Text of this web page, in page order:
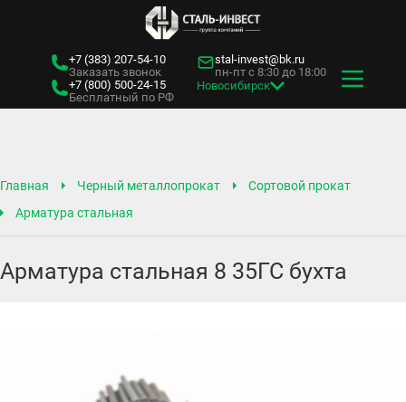
+7 (383) 207-54-10
Заказать звонок
+7 (800) 500-24-15
Бесплатный по РФ
stal-invest@bk.ru
пн-пт с 8:30 до 18:00
Новосибирск
Главная Черный металлопрокат
Сортовой прокат
Арматура стальная
Арматура стальная 8 35ГС бухта